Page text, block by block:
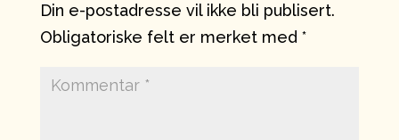
Din e-postadresse vil ikke bli publisert.
Obligatoriske felt er merket med *